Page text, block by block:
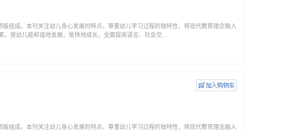
组成。本刊关注幼儿身心发展的特点，尊重幼儿学习过程的独特性，将现代教育理念融入
使幼儿能和谐地发展，愉快地成长，全面提高语言、社会交...
组成。本刊关注幼儿身心发展的特点，尊重幼儿学习过程的独特性，将现代教育理念融入